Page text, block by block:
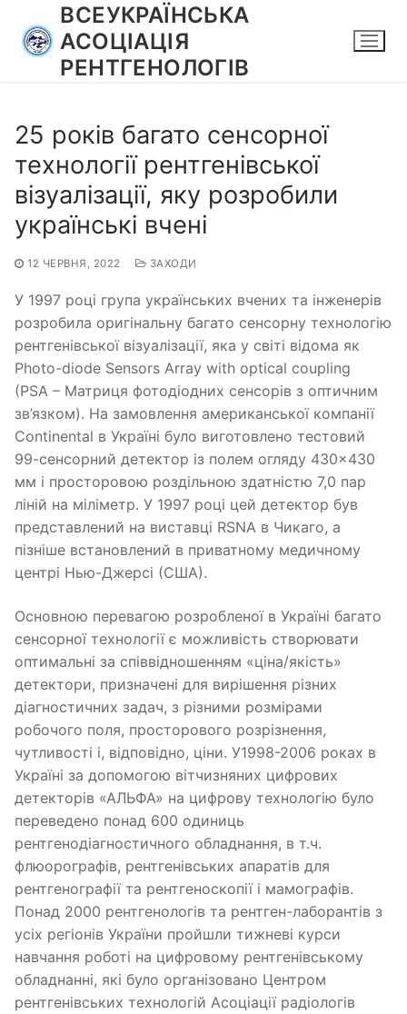
вмісту
ВСЕУКРАЇНСЬКА
АСОЦІАЦІЯ
РЕНТГЕНОЛОГІВ
25 років багато сенсорної
технології рентгенівської
візуалізації, яку розробили
українські вчені
12 ЧЕРВНЯ, 2022 ЗАХОДИ
У 1997 році група українських вчених та інженерів
розробила оригінальну багато сенсорну технологію
рентгенівської візуалізації, яка у світі відома як
Photo-diode Sensors Array with optical coupling
(PSA – Матриця фотодіодних сенсорів з оптичним
зв’язком). На замовлення американської компанії
Continental в Україні було виготовлено тестовий
99-сенсорний детектор із полем огляду 430×430
мм і просторовою роздільною здатністю 7,0 пар
ліній на міліметр. У 1997 році цей детектор був
представлений на виставці RSNA в Чикаго, а
пізніше встановлений в приватному медичному
центрі Нью-Джерсі (США).
Основною перевагою розробленої в Україні багато
сенсорної технології є можливість створювати
оптимальні за співвідношенням «ціна/якість»
детектори, призначені для вирішення різних
діагностичних задач, з різними розмірами
робочого поля, просторового розрізнення,
чутливості і, відповідно, ціни. У1998-2006 роках в
Україні за допомогою вітчизняних цифрових
детекторів «АЛЬФА» на цифрову технологію було
переведено понад 600 одиниць
рентгенодіагностичного обладнання, в т.ч.
флюорографів, рентгенівських апаратів для
рентгенографії та рентгеноскопії і мамографів.
Понад 2000 рентгенологів та рентген-лаборантів з
усіх регіонів України пройшли тижневі курси
навчання роботі на цифровому рентгенівському
обладнанні, які було організовано Центром
рентгенівських технологій Асоціації радіологів